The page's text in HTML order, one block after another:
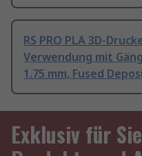
RS PRO PLA 3D-
Verwendung mit
1.75 mm, Fused
Exklusiv für